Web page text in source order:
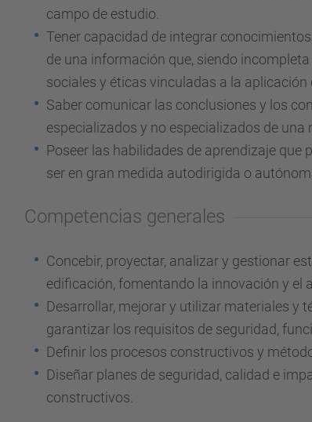
campo de estudio.
Tener capacidad de integrar
de una información que, siendo
sociales y éticas vinculadas a la
Saber comunicar las conclusiones y los
especializados y no especializados de una
Poseer las habilidades de aprendizaje
ser en gran medida autodirigida o
Competencias generales
Concebir, proyectar, analizar y gestionar
edificación, fomentando la innovación y el
Desarrollar, mejorar y utilizar materiales y
garantizar los requisitos de seguridad,
Definir los procesos constructivos y
Diseñar planes de seguridad, calidad e
constructivos.